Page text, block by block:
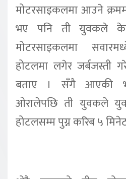
मोटरसाइकलमा आउने
भए पनि ती युवकले
मोटरसाइकलमा
होटलमा लगेर जर्बजस्ती
बताए । सँगै आएकी
ओरालेपछि ती युवकले
होटलसम्म पुग्न करिब ५